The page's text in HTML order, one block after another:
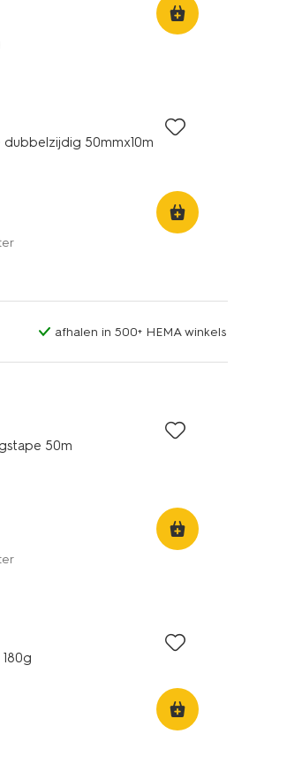
50mmx10m
afhalen in 500+ HEMA winkels
50m